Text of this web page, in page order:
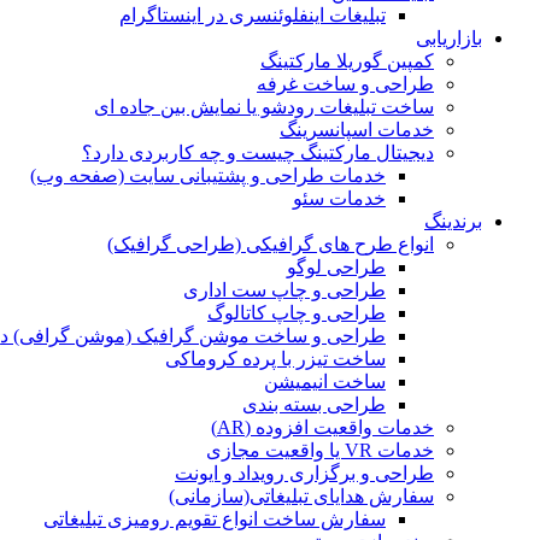
تبلیغات اینفلوئنسری در اینستاگرام
بازاریابی
کمپین گوریلا مارکتینگ
طراحی و ساخت غرفه
ساخت تبلیغات رودشو یا نمایش بین جاده ای
خدمات اسپانسرینگ
دیجیتال مارکتینگ چیست و چه کاربردی دارد؟
خدمات طراحی و پشتیبانی سایت (صفحه وب)
خدمات سئو
برندینگ
انواع طرح های گرافیکی (طراحی گرافیک)
طراحی لوگو
طراحی و چاپ ست اداری
طراحی و چاپ کاتالوگ
طراحی و ساخت موشن گرافیک (موشن گرافی)
ساخت تیزر با پرده کروماکی
ساخت انیمیشن
طراحی بسته بندی
خدمات واقعیت افزوده (AR)
خدمات VR یا واقعیت مجازی
طراحی و برگزاری رویداد و ایونت
سفارش هدایای تبلیغاتی(سازمانی)
سفارش ساخت انواع تقویم رومیزی تبلیغاتی